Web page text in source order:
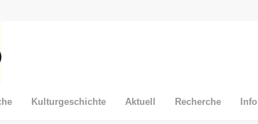
Kulturgeschichte Aktuell Recherche Info